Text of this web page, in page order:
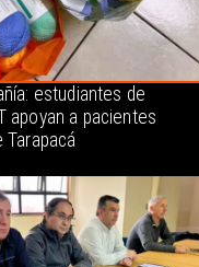
estudiantes de
apoyan a pacientes
Tarapacá